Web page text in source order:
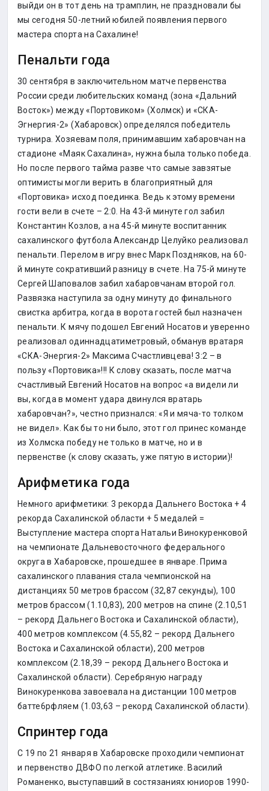
выйди он в тот день на трамплин, не праздновали бы
мы сегодня 50-летний юбилей появления первого
мастера спорта на Сахалине!
Пенальти года
30 сентября в заключительном матче первенства
России среди любительских команд (зона «Дальний
Восток») между «Портовиком» (Холмск) и «СКА-
Эгнергия-2» (Хабаровск) определялся победитель
турнира. Хозяевам поля, принимавшим хабаровчан на
стадионе «Маяк Сахалина», нужна была только победа.
Но после первого тайма разве что самые завзятые
оптимисты могли верить в благоприятный для
«Портовика» исход поединка. Ведь к этому времени
гости вели в счете – 2:0. На 43-й минуте гол забил
Константин Козлов, а на 45-й минуте воспитанник
сахалинского футбола Александр Целуйко реализовал
пенальти. Перелом в игру внес Марк Поздняков, на 60-
й минуте сокративший разницу в счете. На 75-й минуте
Сергей Шаповалов забил хабаровчанам второй гол.
Развязка наступила за одну минуту до финального
свистка арбитра, когда в ворота гостей был назначен
пенальти. К мячу подошел Евгений Носатов и уверенно
реализовал одиннадцатиметровый, обманув вратаря
«СКА-Энергия-2» Максима Счастливцева! 3:2 – в
пользу «Портовика»!!! К слову сказать, после матча
счастливый Евгений Носатов на вопрос «а видели ли
вы, когда в момент удара двинулся вратарь
хабаровчан?», честно признался: «Я и мяча-то толком
не видел». Как бы то ни было, этот гол принес команде
из Холмска победу не только в матче, но и в
первенстве (к слову сказать, уже пятую в истории)!
Арифметика года
Немного арифметики: 3 рекорда Дальнего Востока + 4
рекорда Сахалинской области + 5 медалей =
Выступление мастера спорта Натальи Винокуренковой
на чемпионате Дальневосточного федерального
округа в Хабаровске, прошедшее в январе. Прима
сахалинского плавания стала чемпионской на
дистанциях 50 метров брассом (32,87 секунды), 100
метров брассом (1.10,83), 200 метров на спине (2.10,51
– рекорд Дальнего Востока и Сахалинской области),
400 метров комплексом (4.55,82 – рекорд Дальнего
Востока и Сахалинской области), 200 метров
комплексом (2.18,39 – рекорд Дальнего Востока и
Сахалинской области). Серебряную награду
Винокуренкова завоевала на дистанции 100 метров
батте6рфляем (1.03,63 – рекорд Сахалинской области).
Спринтер года
С 19 по 21 января в Хабаровске проходили чемпионат
и первенство ДВФО по легкой атлетике. Василий
Романенко, выступавший в состязаниях юниоров 1990-